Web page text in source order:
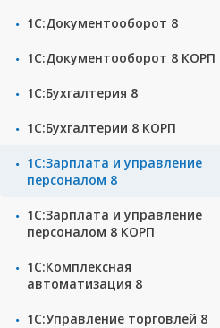
1С:Документооборот 8
1С:Документооборот 8 КОРП
1С:Бухгалтерия 8
1С:Бухгалтерии 8 КОРП
1С:Зарплата и управление
персоналом 8
1С:Зарплата и управление
персоналом 8 КОРП
1С:Комплексная
автоматизация 8
1С:Управление торговлей 8